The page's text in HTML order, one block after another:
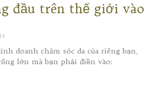
đầu trên thế giới vào
doanh chăm sóc da của riêng bạn,
lớn mà bạn phải điền vào: